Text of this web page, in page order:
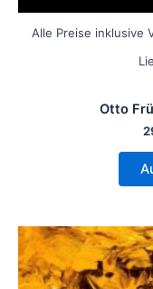
Alle Preise inklusive
Otto